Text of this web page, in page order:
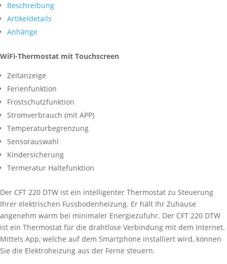
Beschreibung
Artikeldetails
Anhänge
WiFi-Thermostat mit Touchscreen
Zeitanzeige
Ferienfunktion
Frostschutzfunktion
Stromverbrauch (mit APP)
Temperaturbegrenzung
Sensorauswahl
Kindersicherung
Termeratur Haltefunktion
Der CFT 220 DTW ist ein intelligenter Thermostat zu Steuerung
Ihrer elektrischen Fussbodenheizung. Er hält Ihr Zuhause
angenehm warm bei minimaler Energiezufuhr. Der CFT 220 DTW
ist ein Thermostat für die drahtlose Verbindung mit dem Internet.
Mittels App, welche auf dem Smartphone installiert wird, können
Sie die Elektroheizung aus der Ferne steuern.